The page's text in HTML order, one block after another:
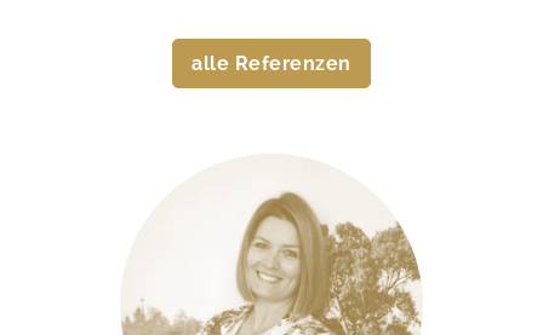
alle Referenzen